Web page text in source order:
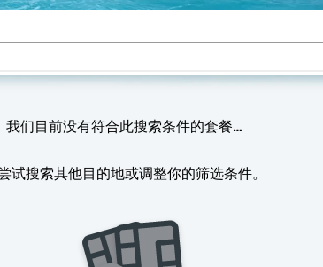
我们目前没有符合此搜索条件的套餐…
试搜索其他目的地或调整你的筛选条件。